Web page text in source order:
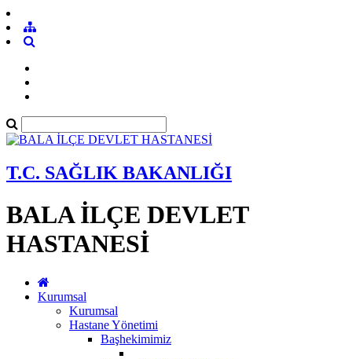
T.C. SAĞLIK BAKANLIĞI
BALA İLÇE DEVLET
HASTANESİ
Kurumsal
Kurumsal
Hastane Yönetimi
Başhekimimiz